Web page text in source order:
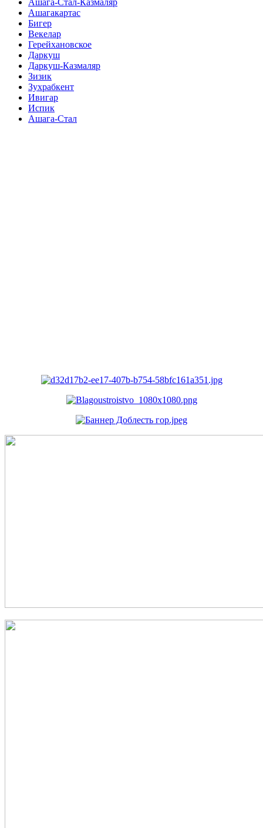
Ашагакартас
Бигер
Векелар
Герейхановское
Даркуш
Даркуш-Казмаляр
Зизик
Зухрабкент
Ивигар
Испик
Ашага-Стал